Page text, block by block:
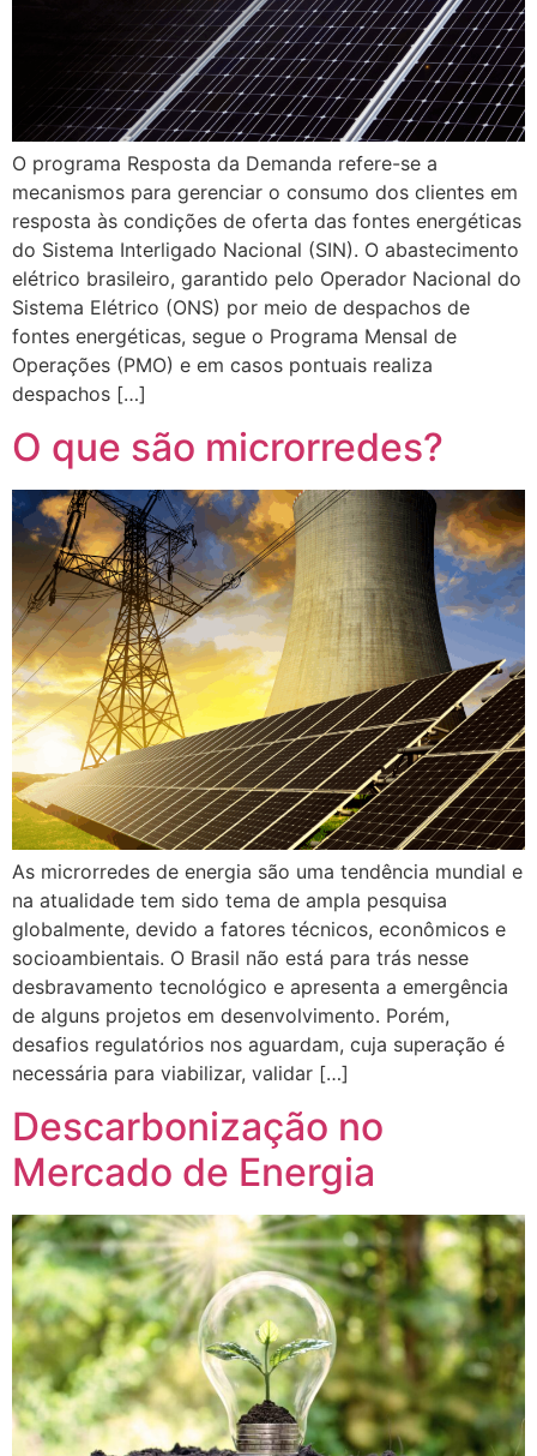
O programa Resposta da Demanda refere-se a
mecanismos para gerenciar o consumo dos clientes em
resposta às condições de oferta das fontes energéticas
do Sistema Interligado Nacional (SIN). O abastecimento
elétrico brasileiro, garantido pelo Operador Nacional do
Sistema Elétrico (ONS) por meio de despachos de
fontes energéticas, segue o Programa Mensal de
Operações (PMO) e em casos pontuais realiza
despachos […]
O que são microrredes?
As microrredes de energia são uma tendência mundial e
na atualidade tem sido tema de ampla pesquisa
globalmente, devido a fatores técnicos, econômicos e
socioambientais. O Brasil não está para trás nesse
desbravamento tecnológico e apresenta a emergência
de alguns projetos em desenvolvimento. Porém,
desafios regulatórios nos aguardam, cuja superação é
necessária para viabilizar, validar […]
Descarbonização no
Mercado de Energia